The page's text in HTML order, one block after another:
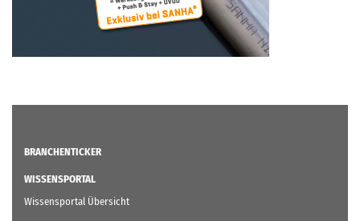
BRANCHENTICKER
WISSENSPORTAL
Wissensportal Übersicht